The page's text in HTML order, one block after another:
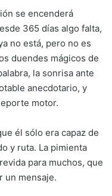
se encenderá
365 días algo falta,
no está, pero no es
duendes mágicos de
la sonrisa ante
anecdotario, y
motor.
él sólo era capaz de
y ruta. La pimienta
para muchos, que
un mensaje.